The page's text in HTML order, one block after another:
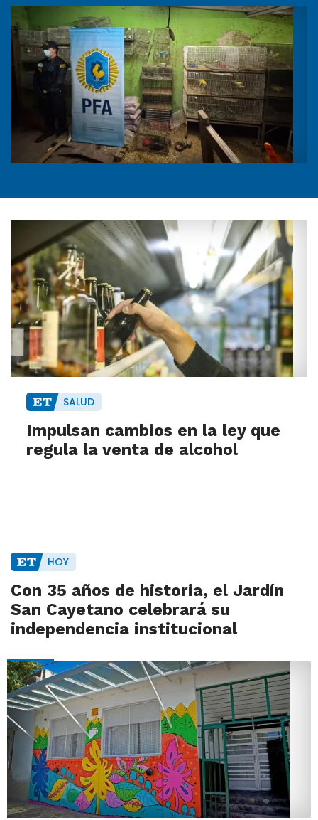
SALUD
Impulsan cambios en la ley que
regula la venta de alcohol
HOY
Con 35 años de historia, el Jardín
San Cayetano celebrará su
independencia institucional